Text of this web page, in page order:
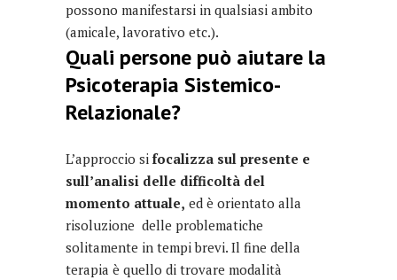
possono manifestarsi in qualsiasi ambito
(amicale, lavorativo etc.).
Quali persone può aiutare la
Psicoterapia Sistemico-
Relazionale?
L’approccio si focalizza sul presente e
sull’analisi delle difficoltà del
momento attuale, ed è orientato alla
risoluzione delle problematiche
solitamente in tempi brevi. Il fine della
terapia è quello di trovare modalità